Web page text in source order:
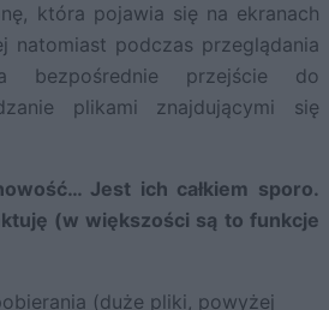
która pojawia się na ekranach
natomiast podczas przeglądania
bezpośrednie przejście do
plikami znajdującymi się
Jest ich całkiem sporo.
(w większości są to funkcje
(duże pliki, powyżej